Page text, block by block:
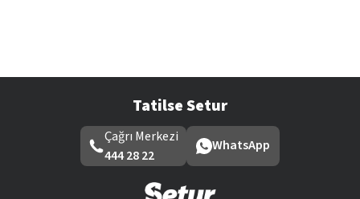
Tatilse Setur
Çağrı Merkezi
444 28 22
WhatsApp